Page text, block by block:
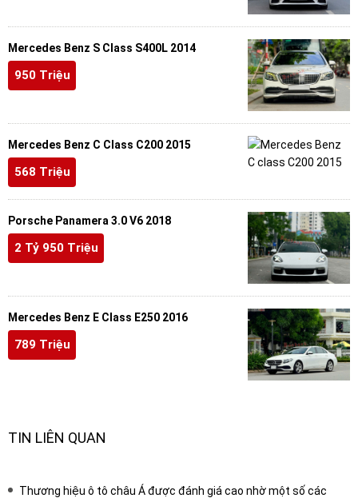
Mercedes Benz S Class S400L 2014
950 Triệu
Mercedes Benz C Class C200 2015
568 Triệu
Porsche Panamera 3.0 V6 2018
2 Tỷ 950 Triệu
Mercedes Benz E Class E250 2016
789 Triệu
TIN LIÊN QUAN
Thương hiệu ô tô châu Á được đánh giá cao nhờ một số các